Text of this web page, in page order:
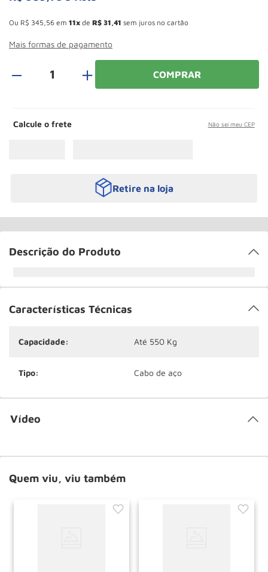
Ou R$ 345 56 em 11 de R$ 31 41 sem juros no cartão
Mais formas de pagamento
＋ COMPRAR
Calcule o frete Não sei meu CEP
Retire na loja
Descrição do Produto
Características Técnicas
Capacidade: Até 550 Kg
Tipo: Cabo de aço
Vídeo
Quem viu, viu também